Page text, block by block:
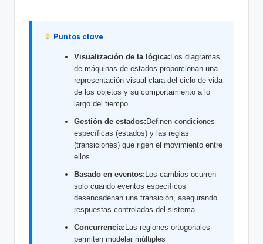
o
Puntos clave
Visualización de la lógica: Los diagramas
de máquinas de estados proporcionan una
representación visual clara del ciclo de vida
de los objetos y su comportamiento a lo
largo del tiempo.
Gestión de estados: Definen condiciones
específicas (estados) y las reglas
(transiciones) que rigen el movimiento entre
ellos.
Basado en eventos: Los cambios ocurren
solo cuando eventos específicos
desencadenan una transición, asegurando
respuestas controladas del sistema.
Concurrencia: Las regiones ortogonales
permiten modelar múltiples